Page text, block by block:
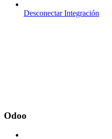
Desconectar Integración
Odoo